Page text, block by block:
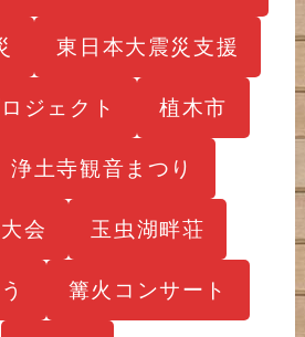
東日本大震災支援
ジェクト 植木市
浄土寺観音まつり
会 玉虫湖畔荘
篝火コンサート